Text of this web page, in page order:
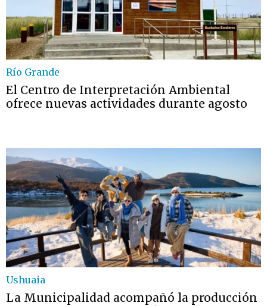
Río Grande
El Centro de Interpretación Ambiental
ofrece nuevas actividades durante agosto
Ushuaia
La Municipalidad acompañó la producción